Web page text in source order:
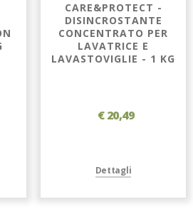
CARE&PROTECT -
DISINCROSTANTE
CONCENTRATO PER
LAVATRICE E
LAVASTOVIGLIE - 1 KG
€ 20,49
Dettagli